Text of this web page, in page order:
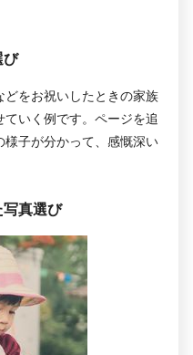
び
どをお祝いしたときの家族
いく例です。ページを追
様子が分かって、感慨深い
写真選び